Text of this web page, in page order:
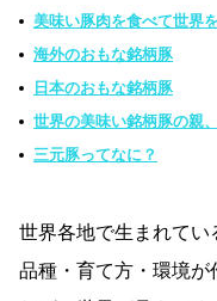
美味い豚肉を食べて世界
海外のおもな銘柄豚
日本のおもな銘柄豚
世界の美味い銘柄豚の親
三元豚ってなに？
世界各地で生まれてい
品種・育て方・環境